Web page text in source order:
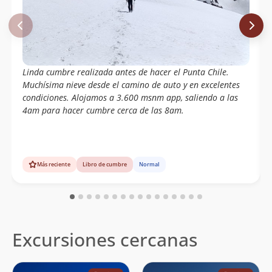
Jose Guridi
Magdalena Fernandez Perez
13/12/15
David Valdés
Sergio Larrondo
Claudio Rosas
Agustin Ferrer
Alberto Ugalde
15/03/15
Luis Ignacio Salazar Vargas
Oliver Francisco Bravo
21/12/14
Daniela Quiroz Olguín
Aldo Caneo
Natalia Bugedo
21/03/14
Alejandro Lara Cifuentes
Linda cumbre realizada antes de hacer el Punta Chile.
Muchísima nieve desde el camino de auto y en excelentes
condiciones. Alojamos a 3.600 msnm app, saliendo a las
4am para hacer cumbre cerca de las 8am.
Más reciente Libro de cumbre Normal
Excursiones cercanas